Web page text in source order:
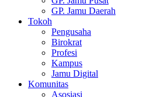
GP. Jamu Daerah
Tokoh
Pengusaha
Birokrat
Profesi
Kampus
Jamu Digital
Komunitas
Asosiasi